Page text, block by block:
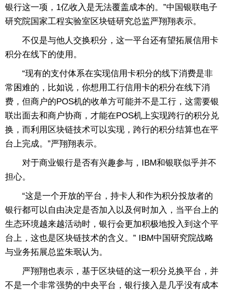
银行这一项，1亿收入是无法覆盖成本的。”中国银联电子
研究院国家工程实验室区块链研究总监严翔翔表示。
不仅是与他人交换积分，这一平台还有望拓展信用卡
积分在线下的使用。
“现有的支付体系在实现信用卡积分的线下消费是非
常困难的，比如说，你想用工行信用卡的积分在线下消
费，但商户的POS机的收单方可能并不是工行，这需要银
联出面去和商户协商，才能在POS机上实现跨行的积分兑
换，而利用区块链技术可以实现，跨行的积分结算也在平
台上完成。”严翔翔表示。
对于商业银行是否有兴趣参与，IBM和银联似乎并不
担心。
“这是一个开放的平台，持卡人和作为积分投放者的
银行都可以自由决定是否加入以及何时加入，当平台上的
生态环境越来越活动时，银行会更加积极地投入到这个平
台上，这也是区块链技术的含义。” IBM中国研究院战略
与业务拓展总监朱珉认为。
严翔翔也表示，基于区块链的这一积分兑换平台，并
不是一个非常强势的中央平台，银行接入是几乎没有成本